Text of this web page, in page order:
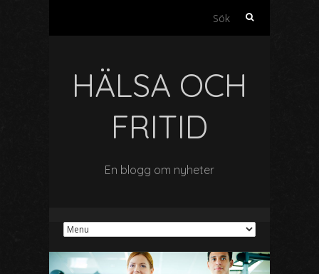
Sök
HÄLSA OCH
FRITID
En blogg om nyheter